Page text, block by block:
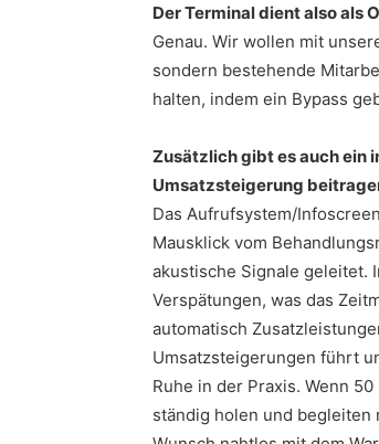
Der Terminal dient also als
Genau. Wir wollen mit
sondern bestehende
halten, indem ein Bypass
Zusätzlich gibt es auch ein
Umsatzsteigerung
Das Aufrufsystem/
Mausklick vom
akustische Signale geleitet.
Verspätungen, was das
automatisch
Umsatzsteigerungen führt
Ruhe in der Praxis. Wenn
ständig holen und begleiten